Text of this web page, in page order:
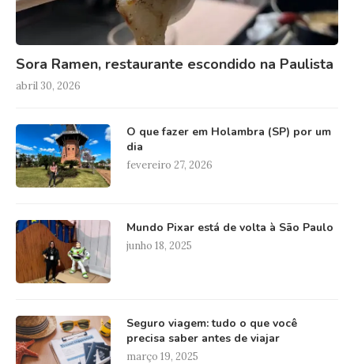
Sora Ramen, restaurante escondido na Paulista
abril 30, 2026
O que fazer em Holambra (SP) por um
dia
fevereiro 27, 2026
Mundo Pixar está de volta à São Paulo
junho 18, 2025
Seguro viagem: tudo o que você
precisa saber antes de viajar
março 19, 2025